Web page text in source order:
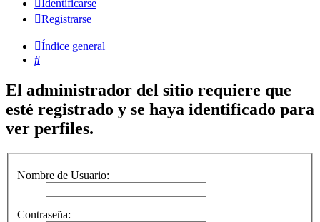
Identificarse
Registrarse
Índice general
Buscar
El administrador del sitio requiere que
esté registrado y se haya identificado para
ver perfiles.
Nombre de Usuario:
Contraseña: